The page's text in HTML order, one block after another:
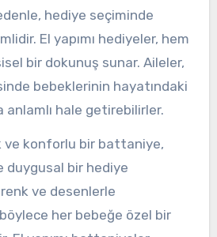
hediye seçiminde
El yapımı hediyeler, hem
bir dokunuş sunar. Aileler,
bebeklerinin hayatındaki
anlamlı hale getirebilirler.
ve konforlu bir battaniye,
duygusal bir hediye
ve desenlerle
her bebeğe özel bir